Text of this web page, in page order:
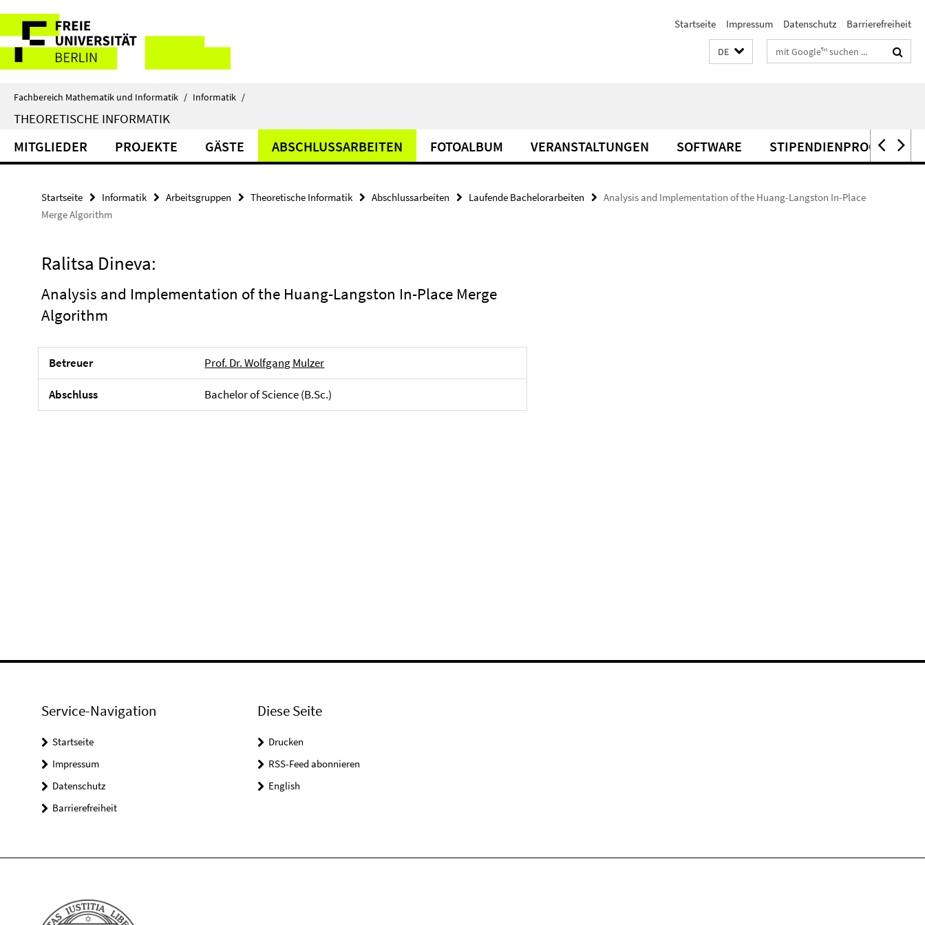
direkt
Inhalt
Service-
Navigation
Startseite Impressum Datenschutz Barrierefreiheit
DE Suchbegriffe
Fachbereich Mathematik und Informatik / Informatik /
THEORETISCHE INFORMATIK
MITGLIEDER PROJEKTE GÄSTE ABSCHLUSSARBEITEN FOTOALBUM VERANSTALTUNGEN SOFTWARE STIPENDIENPROGRAMME
Startseite Informatik Arbeitsgruppen Theoretische Informatik Abschlussarbeiten Laufende Bachelorarbeiten
Analysis and Implementation of the Huang-Langston In-Place
Merge Algorithm
Ralitsa Dineva:
Analysis and Implementation of the Huang-Langston In-Place Merge
Algorithm
Betreuer Prof. Dr. Wolfgang Mulzer
Abschluss Bachelor of Science (B.Sc.)
Service-Navigation
Startseite
Impressum
Datenschutz
Barrierefreiheit
Diese Seite
Drucken
RSS-Feed abonnieren
English